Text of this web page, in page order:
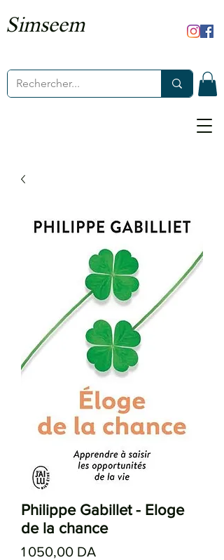
Simseem
Philippe Gabillet - Eloge
de la chance
1 050,00 DA